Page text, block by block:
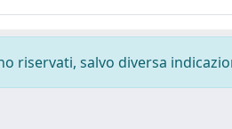
riservati, salvo diversa